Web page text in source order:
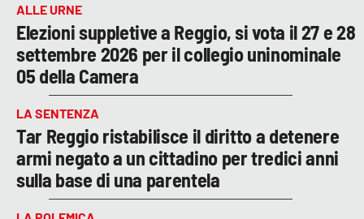
ALLE URNE
Elezioni suppletive a Reggio, si vota il 27 e 28
settembre 2026 per il collegio uninominale
05 della Camera
LA SENTENZA
Tar Reggio ristabilisce il diritto a detenere
armi negato a un cittadino per tredici anni
sulla base di una parentela